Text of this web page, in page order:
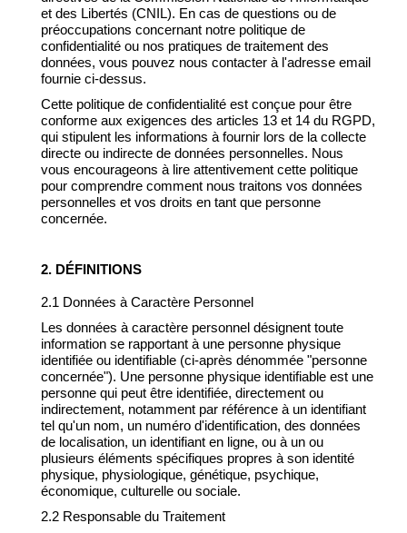
et des Libertés (CNIL). En cas de questions ou de
préoccupations concernant notre politique de
confidentialité ou nos pratiques de traitement des
données, vous pouvez nous contacter à l'adresse email
fournie ci-dessus.
Cette politique de confidentialité est conçue pour être
conforme aux exigences des articles 13 et 14 du RGPD,
qui stipulent les informations à fournir lors de la collecte
directe ou indirecte de données personnelles. Nous
vous encourageons à lire attentivement cette politique
pour comprendre comment nous traitons vos données
personnelles et vos droits en tant que personne
concernée.
2. DÉFINITIONS
2.1 Données à Caractère Personnel
Les données à caractère personnel désignent toute
information se rapportant à une personne physique
identifiée ou identifiable (ci-après dénommée "personne
concernée"). Une personne physique identifiable est une
personne qui peut être identifiée, directement ou
indirectement, notamment par référence à un identifiant
tel qu'un nom, un numéro d'identification, des données
de localisation, un identifiant en ligne, ou à un ou
plusieurs éléments spécifiques propres à son identité
physique, physiologique, génétique, psychique,
économique, culturelle ou sociale.
2.2 Responsable du Traitement